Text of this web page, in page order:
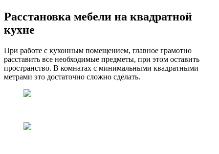
Расстановка мебели на квадратной
кухне
При работе с кухонным помещением, главное грамотно
расставить все необходимые предметы, при этом оставить
пространство. В комнатах с минимальными квадратными
метрами это достаточно сложно сделать.